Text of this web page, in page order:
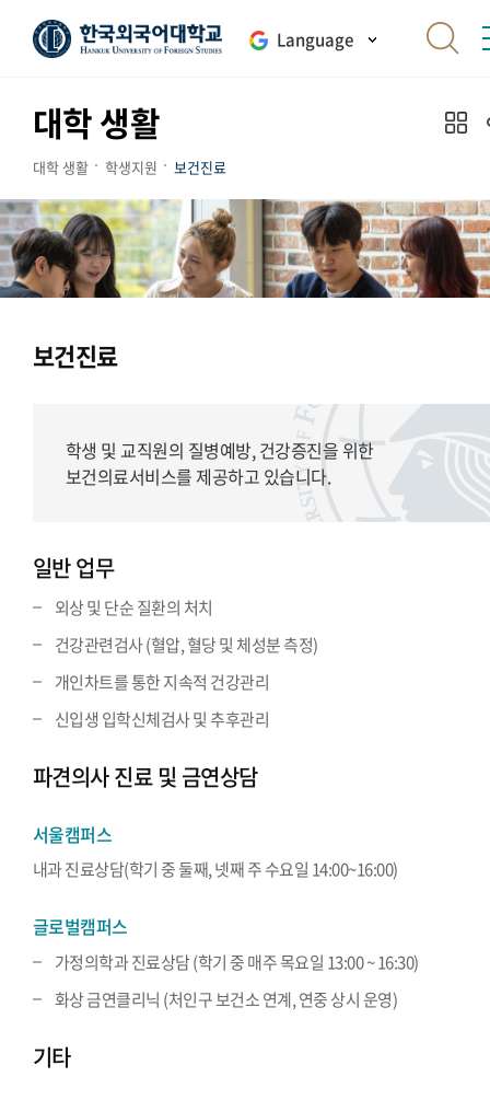
Language
대학 생활
대학 생활 학생지원 보건진료
보건진료
학생 및 교직원의 질병예방, 건강증진을 위한
보건의료서비스를 제공하고 있습니다.
일반 업무
외상 및 단순 질환의 처치
건강관련검사 (혈압, 혈당 및 체성분 측정)
개인차트를 통한 지속적 건강관리
신입생 입학신체검사 및 추후관리
파견의사 진료 및 금연상담
서울캠퍼스
내과 진료상담(학기 중 둘째, 넷째 주 수요일 14:00~16:00)
글로벌캠퍼스
가정의학과 진료상담 (학기 중 매주 목요일 13:00 ~ 16:30)
화상 금연클리닉 (처인구 보건소 연계, 연중 상시 운영)
기타